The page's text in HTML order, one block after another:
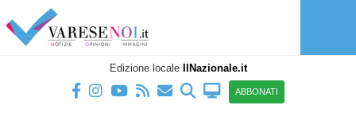
Edizione locale IlNazionale.it
ABBONATI